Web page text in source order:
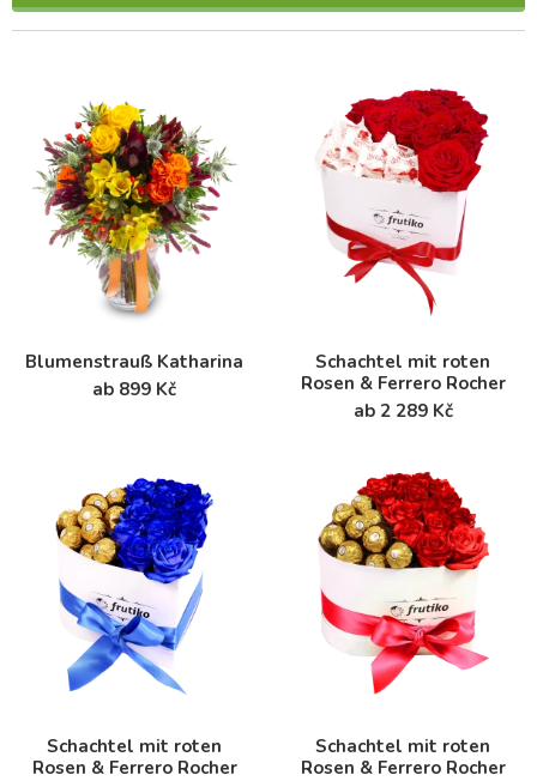
Blumenstrauß Katharina
ab 899 Kč
Schachtel mit roten
Rosen & Ferrero Rocher
ab 2 289 Kč
Schachtel mit roten
Rosen & Ferrero Rocher
Schachtel mit roten
Rosen & Ferrero Rocher